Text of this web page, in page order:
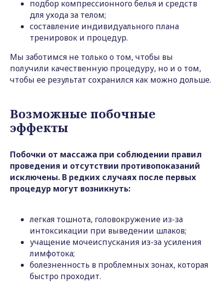
подбор компрессионного белья и средств
для ухода за телом;
составление индивидуального плана
тренировок и процедур.
Мы заботимся не только о том, чтобы вы
получили качественную процедуру, но и о том,
чтобы ее результат сохранился как можно дольше.
Возможные побочные
эффекты
Побочки от массажа при соблюдении правил
проведения и отсутствии противопоказаний
исключены. В редких случаях после первых
процедур могут возникнуть:
легкая тошнота, головокружение из-за
интоксикации при выведении шлаков;
учащение мочеиспускания из-за усиления
лимфотока;
болезненность в проблемных зонах, которая
быстро проходит.